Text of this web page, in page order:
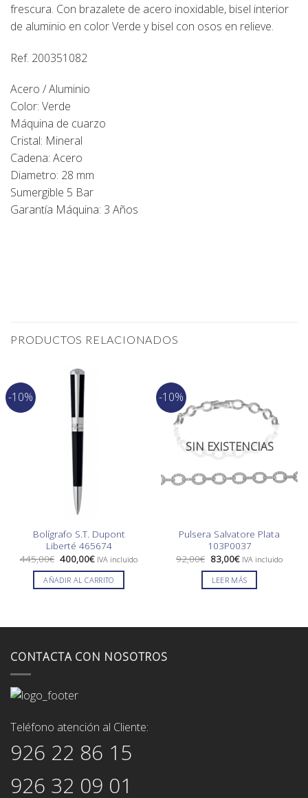
frescura. Con brazalete de acero inoxidable, bisel interior
de aluminio en color Verde y bisel con osos en relieve.
Ref. 200351082
Acero / Aluminio
Color: Verde
Máquina de cuarzo
Cristal: Mineral
Cadena: Acero
Diametro: 28 mm
Sumergible 5 Bar
Garantía Máquina: 3 Años
PRODUCTOS RELACIONADOS
-10%
Bolígrafo S.T. Dupont
Liberté 465674
445,00€ El
precio
original
era:
445,00€.
400,00€El
precio
actual
es:
400,00€.
IVA incluido
AÑADIR AL CARRITO
-10%
SIN EXISTENCIAS
Pulsera Salvatore Plata
103P0037
92,00€ El
precio
original
era:
92,00€.
83,00€El
precio
actual
es:
83,00€.
IVA incluido
LEER MÁS
CONTACTA CON NOSOTROS
Teléfono atención al Cliente:
926 22 86 15
926 32 09 01